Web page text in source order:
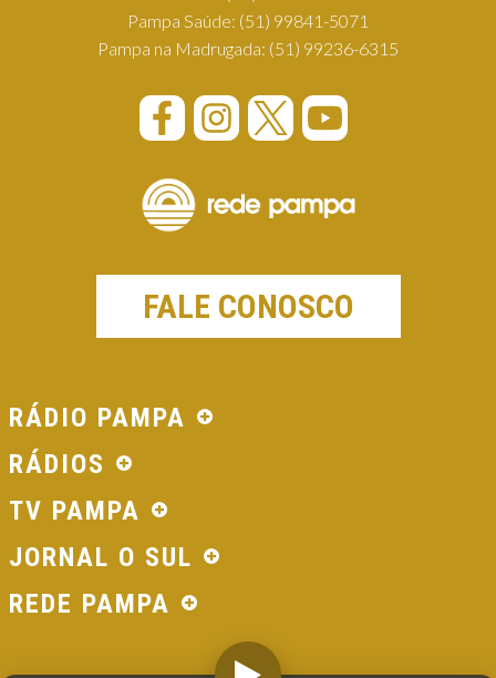
Pampa Saúde: (51) 99841-5071
Pampa na Madrugada: (51) 99236-6315
FALE CONOSCO
RÁDIO PAMPA
RÁDIOS
TV PAMPA
JORNAL O SUL
REDE PAMPA